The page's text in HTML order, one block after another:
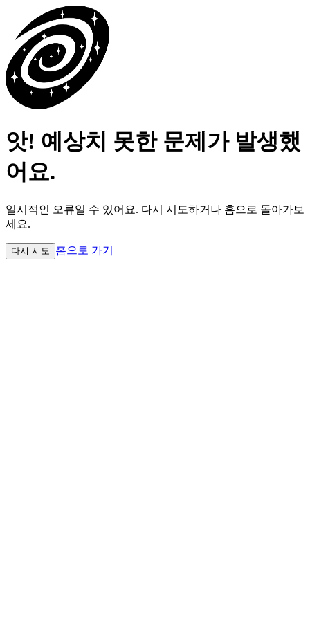
앗! 예상치 못한 문제가 발생했
어요.
일시적인 오류일 수 있어요. 다시 시도하거나 홈으로 돌아가보
세요.
다시 시도 홈으로 가기